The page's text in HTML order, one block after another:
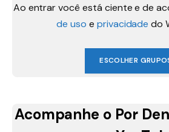
Ao entrar você está ciente e de
de uso e privacidade do
ESCOLHER
Acompanhe o Por